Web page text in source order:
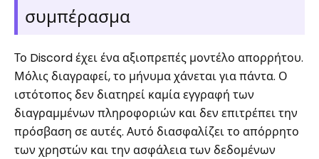
συμπέρασμα
Το Discord έχει ένα αξιοπρεπές μοντέλο απορρήτου.
Μόλις διαγραφεί, το μήνυμα χάνεται για πάντα. Ο
ιστότοπος δεν διατηρεί καμία εγγραφή των
διαγραμμένων πληροφοριών και δεν επιτρέπει την
πρόσβαση σε αυτές. Αυτό διασφαλίζει το απόρρητο
των χρηστών και την ασφάλεια των δεδομένων